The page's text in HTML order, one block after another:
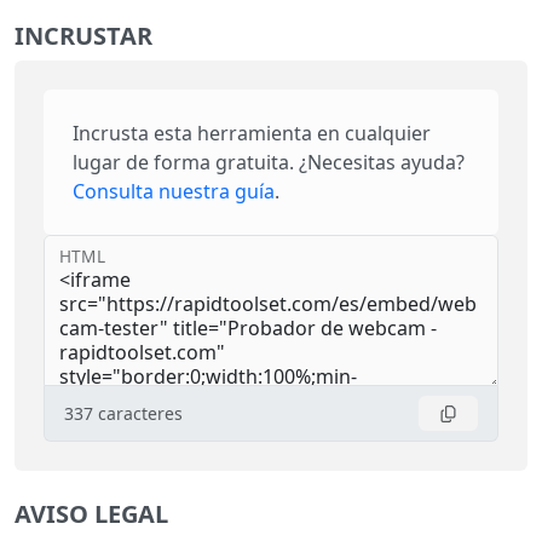
INCRUSTAR
Incrusta esta herramienta en cualquier
lugar de forma gratuita. ¿Necesitas ayuda?
Consulta nuestra guía.
HTML
337 caracteres
AVISO LEGAL